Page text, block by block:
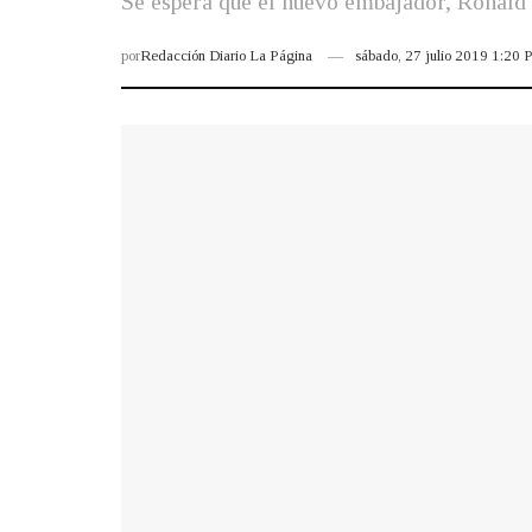
porRedacción Diario La Página sábado, 27 julio 2019 1:20